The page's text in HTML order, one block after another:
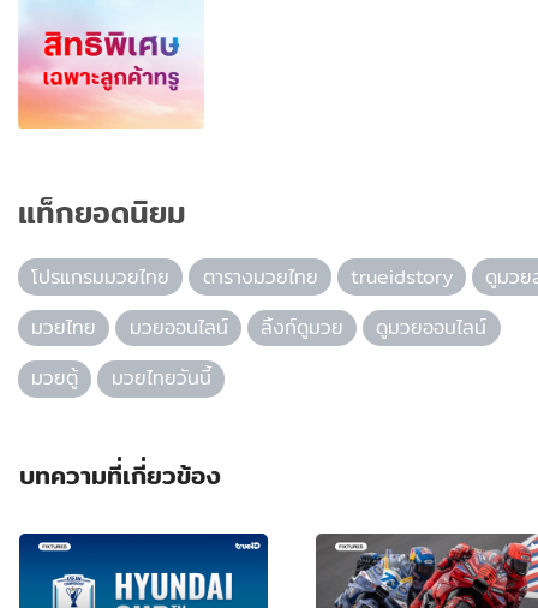
แท็กยอดนิยม
โปรแกรมมวยไทย ตารางมวยไทย trueidstory
ดูมว
มวยไทย
มวยออนไลน์ ลิ้งก์ดูมวย
ดูมวยออนไลน์
มวยตู้
มวยไทยวันนี้
บทความที่เกี่ยวข้อง